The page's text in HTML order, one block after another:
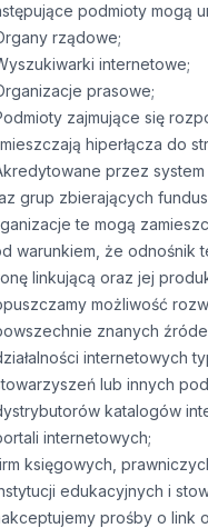
podmioty mogą
rządowe;
internetowe;
prasowe;
zajmujące się
hiperłącza do
przez
grup zbierających
te mogą
warunkiem, że odnośnik
linkującą oraz jej
możliwość
znanych
internetowych
lub innych
katalogów
internetowych;
księgowych,
edukacyjnych i
prośby o link